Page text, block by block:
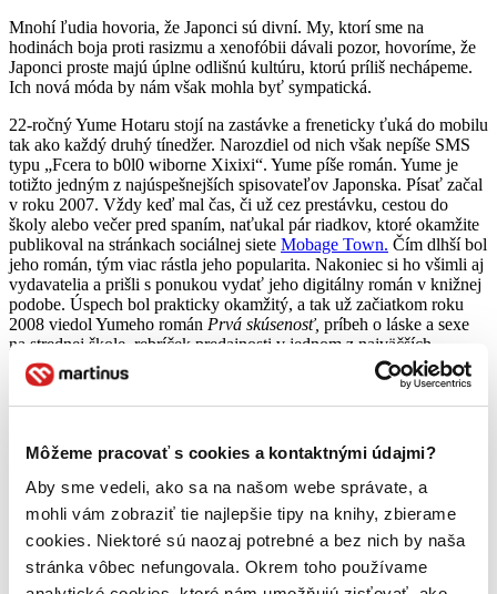
Môžeme pracovať s cookies a kontaktnými údajmi?
Aby sme vedeli, ako sa na našom webe správate, a
mohli vám zobraziť tie najlepšie tipy na knihy, zbierame
cookies. Niektoré sú naozaj potrebné a bez nich by naša
stránka vôbec nefungovala. Okrem toho používame
Mnohí ľudia hovoria, že Japonci sú divní. My, ktorí sme na
hodinách boja proti rasizmu a xenofóbii dávali pozor, hovoríme, že
Japonci proste majú úplne odlišnú kultúru, ktorú príliš nechápeme.
Ich nová móda by nám však mohla byť sympatická.
22-ročný Yume Hotaru stojí na zastávke a freneticky ťuká do mobilu
tak ako každý druhý tínedžer. Narozdiel od nich však nepíše SMS
typu „Fcera to b0l0 wiborne Xixixi“. Yume píše román. Yume je
totižto jedným z najúspešnejších spisovateľov Japonska. Písať začal
v roku 2007. Vždy keď mal čas, či už cez prestávku, cestou do
školy alebo večer pred spaním, naťukal pár riadkov, ktoré okamžite
publikoval na stránkach sociálnej siete Mobage Town. Čím dlhší bol
jeho román, tým viac rástla jeho popularita. Nakoniec si ho všimli aj
vydavatelia a prišli s ponukou vydať jeho digitálny román v knižnej
podobe. Úspech bol prakticky okamžitý, a tak už začiatkom roku
2008 viedol Yumeho román Prvá skúsenosť, príbeh o láske a sexe
na strednej škole, rebríček predajnosti v jednom z najväčších
tokijských kníhkupectiev.
Román mobilných mobilov, v Japonsku známy pod označením
prepracoval z pozície undergroundového subžánru na jeden z
najúspešnejších žánrov, ktoré hýbu knižným trhom Japonska.
Stránky zamerané na tento fenomén zaznamenávajú milióny návštev
denne a vydavatelia predávajú ďalšie milióny výtlačkov týchto
pôvodne digitálnych románov. Prvá a zároveň najväčšia stránka
ponúkajúca keitai shosetsuMagic iLandmá podľa štatistík jej
prevádzkovateľa v ponuke milión titulov, 3,5 miliardy návštev
mesačne a viac ako 6 miliónov registrovaných čitateľov.